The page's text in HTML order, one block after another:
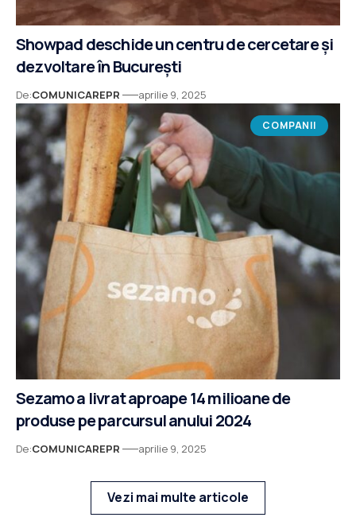
Showpad deschide un centru de cercetare și
dezvoltare în București
De:COMUNICAREPR aprilie 9, 2025
COMPANII
Sezamo a livrat aproape 14 milioane de
produse pe parcursul anului 2024
De:COMUNICAREPR aprilie 9, 2025
Vezi mai multe articole